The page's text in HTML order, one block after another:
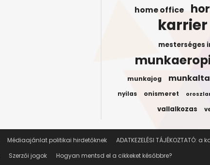
home office
karrier
mesterséges
munkajog
nyilas onismeret
vallalkozas
Médiaajánlat politikai hirdetőknek
ADATKEZELÉSI
Szerzői jogok Hogyan mentsd el a cikkeket későbbre?